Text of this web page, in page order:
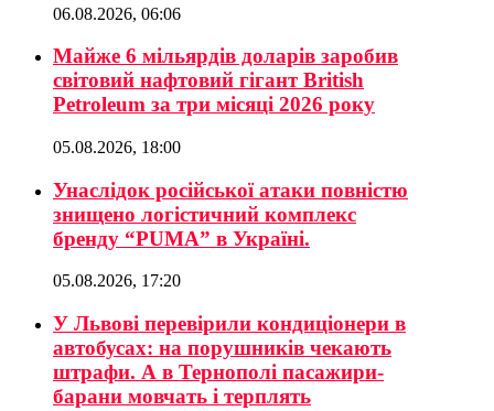
06.08.2026, 06:06
Майже 6 мільярдів доларів заробив
світовий нафтовий гігант British
Petroleum за три місяці 2026 року
05.08.2026, 18:00
Унаслідок російської атаки повністю
знищено логістичний комплекс
бренду “PUMA” в Україні.
05.08.2026, 17:20
У Львові перевірили кондиціонери в
автобусах: на порушників чекають
штрафи. А в Тернополі пасажири-
барани мовчать і терплять